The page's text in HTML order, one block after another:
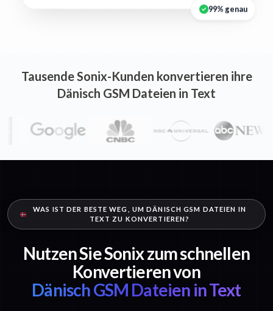
99% genau
Tausende Sonix-Kunden konvertieren ihre
Dänisch GSM Dateien in Text
WAS IST DER BESTE WEG, UM DÄNISCH GSM DATEIEN IN
TEXT ZU KONVERTIEREN?
Nutzen Sie Sonix zum schnellen
Konvertieren von
Dänisch GSM Dateien in Text